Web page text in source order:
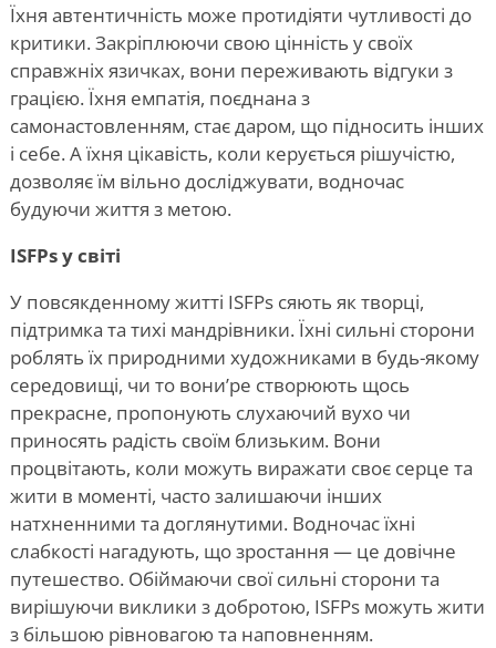
Їхня автентичність може протидіяти чутливості до
критики. Закріплюючи свою цінність у своїх
справжніх язичках, вони переживають відгуки з
грацією. Їхня емпатія, поєднана з
самонастовленням, стає даром, що підносить інших
і себе. А їхня цікавість, коли керується рішучістю,
дозволяє їм вільно досліджувати, водночас
будуючи життя з метою.
ISFPs у світі
У повсякденному житті ISFPs сяють як творці,
підтримка та тихі мандрівники. Їхні сильні сторони
роблять їх природними художниками в будь-якому
середовищі, чи то вони’ре створюють щось
прекрасне, пропонують слухаючий вухо чи
приносять радість своїм близьким. Вони
процвітають, коли можуть виражати своє серце та
жити в моменті, часто залишаючи інших
натхненними та доглянутими. Водночас їхні
слабкості нагадують, що зростання — це довічне
путешество. Обіймаючи свої сильні сторони та
вирішуючи виклики з добротою, ISFPs можуть жити
з більшою рівновагою та наповненням.